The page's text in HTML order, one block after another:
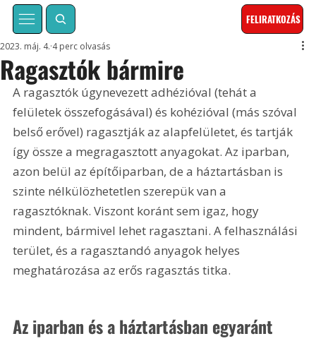
FELIRATKOZÁS
Ragasztók bármire
2023. máj. 4. 4 perc olvasás
A ragasztók úgynevezett adhézióval (tehát a
felületek összefogásával) és kohézióval (más szóval
belső erővel) ragasztják az alapfelületet, és tartják
így össze a megragasztott anyagokat. Az iparban,
azon belül az építőiparban, de a háztartásban is
szinte nélkülözhetetlen szerepük van a
ragasztóknak. Viszont koránt sem igaz, hogy
mindent, bármivel lehet ragasztani. A felhasználási
terület, és a ragasztandó anyagok helyes
meghatározása az erős ragasztás titka.
Az iparban és a háztartásban egyaránt